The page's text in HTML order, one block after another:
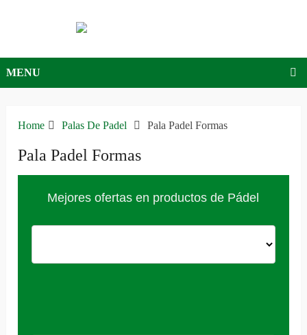
MENU
Home Palas De Padel Pala Padel Formas
Pala Padel Formas
Mejores ofertas en productos de Pádel